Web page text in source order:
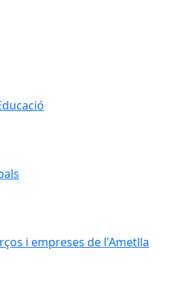
i empreses de l'Ametlla